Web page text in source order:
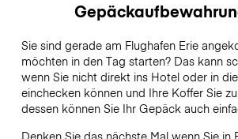
Sie sind gerade am Flughafen Erie
möchten in den Tag starten? Das kann
wenn Sie nicht direkt ins Hotel oder in
einchecken können und Ihre Koffer Sie
dessen können Sie Ihr Gepäck auch
Denken Sie das nächste Mal wenn Sie in